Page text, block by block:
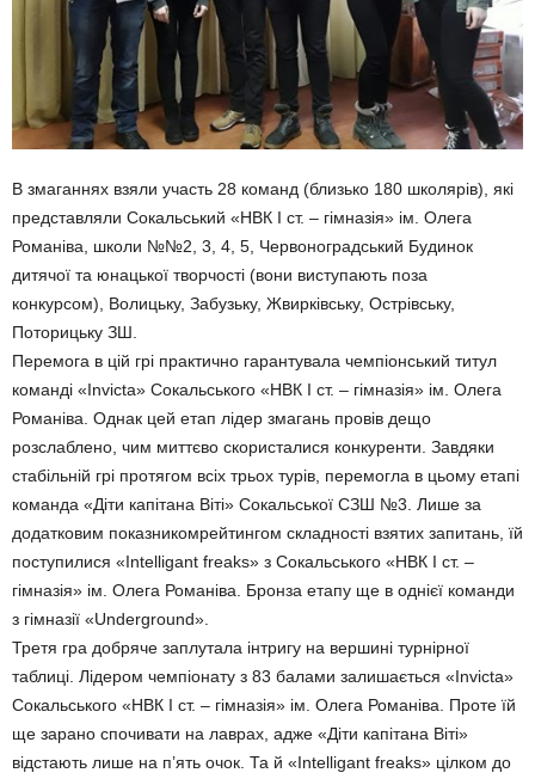
В змаганнях взяли участь 28 команд (близько 180 школярів), які
представляли Сокальський «НВК I ст. – гімназія» ім. Олега
Романіва, школи №№2, 3, 4, 5, Червоноградський Будинок
дитячої та юнацької творчості (вони виступають поза
конкурсом), Волицьку, Забузьку, Жвирківську, Острівську,
Поторицьку ЗШ.
Перемога в цій грі практично гарантувала чемпіонський титул
команді «Іnvicta» Сокальського «НВК I ст. – гімназія» ім. Олега
Романіва. Однак цей етап лідер змагань провів дещо
розслаблено, чим миттєво скористалися конкуренти. Завдяки
стабільній грі протягом всіх трьох турів, перемогла в цьому етапі
команда «Діти капітана Віті» Сокальської СЗШ №3. Лише за
додатковим показникомрейтингом складності взятих запитань, їй
поступилися «Intelligant freaks» з Сокальського «НВК I ст. –
гімназія» ім. Олега Романіва. Бронза етапу ще в однієї команди
з гімназії «Underground».
Третя гра добряче заплутала інтригу на вершині турнірної
таблиці. Лідером чемпіонату з 83 балами залишається «Invicta»
Сокальського «НВК I ст. – гімназія» ім. Олега Романіва. Проте їй
ще зарано спочивати на лаврах, адже «Діти капітана Віті»
відстають лише на п’ять очок. Та й «Intelligant freaks» цілком до